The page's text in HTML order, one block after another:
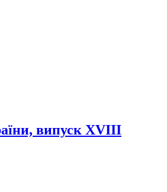
випуск XVIII